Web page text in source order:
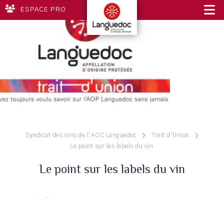
ESPACE PRO
Syndicat des vins de l'AOC Languedoc
Trait d'Union
Le point sur les labels du vin
Le point sur les labels du vin